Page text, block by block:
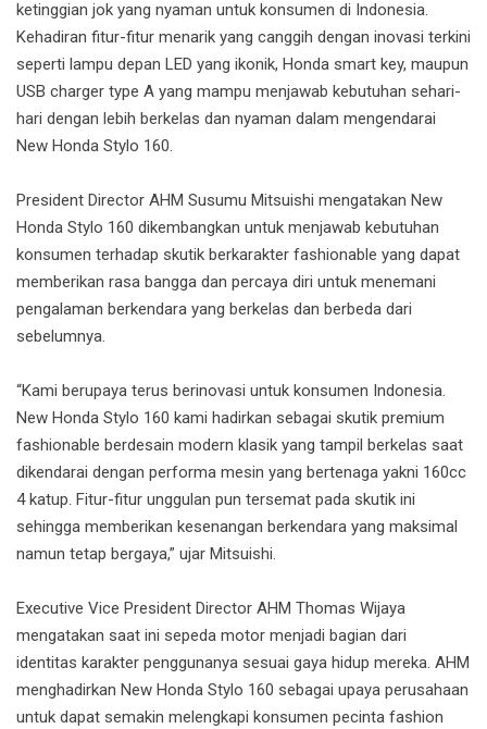
ketinggian jok yang nyaman untuk konsumen di Indonesia.
Kehadiran fitur-fitur menarik yang canggih dengan inovasi terkini
seperti lampu depan LED yang ikonik, Honda smart key, maupun
USB charger type A yang mampu menjawab kebutuhan sehari-
hari dengan lebih berkelas dan nyaman dalam mengendarai
New Honda Stylo 160.
President Director AHM Susumu Mitsuishi mengatakan New
Honda Stylo 160 dikembangkan untuk menjawab kebutuhan
konsumen terhadap skutik berkarakter fashionable yang dapat
memberikan rasa bangga dan percaya diri untuk menemani
pengalaman berkendara yang berkelas dan berbeda dari
sebelumnya.
“Kami berupaya terus berinovasi untuk konsumen Indonesia.
New Honda Stylo 160 kami hadirkan sebagai skutik premium
fashionable berdesain modern klasik yang tampil berkelas saat
dikendarai dengan performa mesin yang bertenaga yakni 160cc
4 katup. Fitur-fitur unggulan pun tersemat pada skutik ini
sehingga memberikan kesenangan berkendara yang maksimal
namun tetap bergaya,” ujar Mitsuishi.
Executive Vice President Director AHM Thomas Wijaya
mengatakan saat ini sepeda motor menjadi bagian dari
identitas karakter penggunanya sesuai gaya hidup mereka. AHM
menghadirkan New Honda Stylo 160 sebagai upaya perusahaan
untuk dapat semakin melengkapi konsumen pecinta fashion